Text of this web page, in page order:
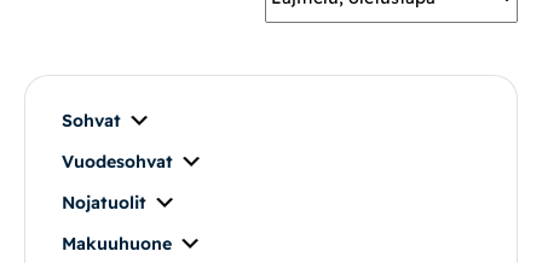
Makuuhuone
Säilytys
Sohvat
Vuodesohvat
Nojatuolit
Makuuhuone